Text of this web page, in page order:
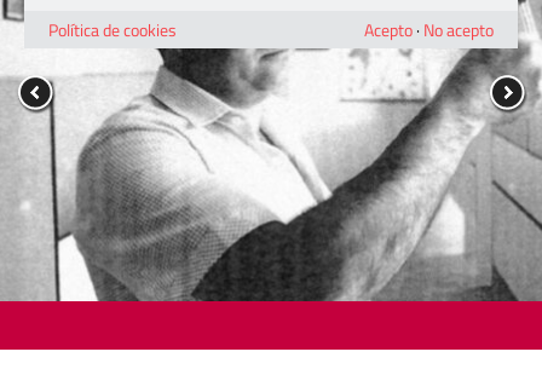
Política de cookies
Acepto· No acepto